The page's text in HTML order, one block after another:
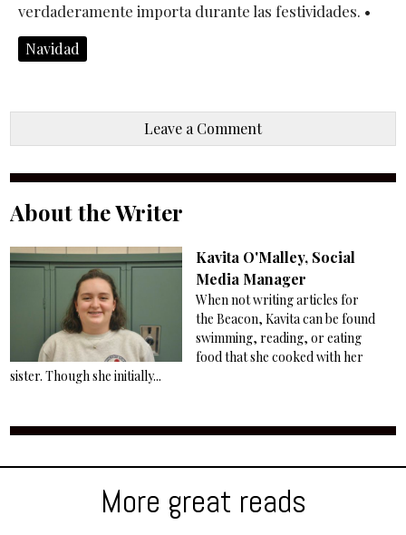
verdaderamente importa durante las festividades. •
Navidad
Leave a Comment
About the Writer
Kavita O'Malley, Social
Media Manager
When not writing articles for
the Beacon, Kavita can be found
swimming, reading, or eating
food that she cooked with her
sister. Though she initially...
More great reads